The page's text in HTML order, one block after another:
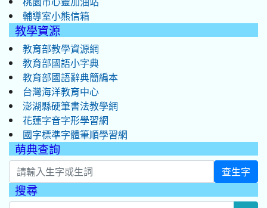
輔導室小熊信箱
教學資源
教育部教學資源網
教育部國語小字典
教育部國語辭典簡編本
台灣海洋教育中心
澎湖縣硬筆書法教學網
花蓮字音字形學習網
國字標準字體筆順學習網
萌典查詢
查生字
搜尋